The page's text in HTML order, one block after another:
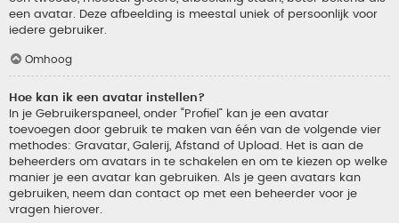
een avatar. Deze afbeelding is meestal uniek of persoonlijk voor
iedere gebruiker.
Omhoog
Hoe kan ik een avatar instellen?
In je Gebruikerspaneel, onder “Profiel” kan je een avatar
toevoegen door gebruik te maken van één van de volgende vier
methodes: Gravatar, Galerij, Afstand of Upload. Het is aan de
beheerders om avatars in te schakelen en om te kiezen op welke
manier je een avatar kan gebruiken. Als je geen avatars kan
gebruiken, neem dan contact op met een beheerder voor je
vragen hierover.